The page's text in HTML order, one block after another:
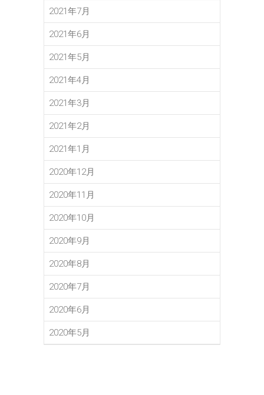
2021年7月
2021年6月
2021年5月
2021年4月
2021年3月
2021年2月
2021年1月
2020年12月
2020年11月
2020年10月
2020年9月
2020年8月
2020年7月
2020年6月
2020年5月